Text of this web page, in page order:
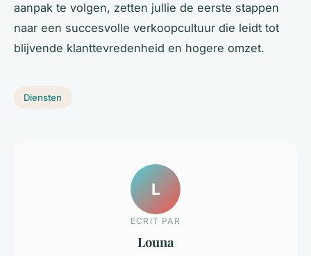
aanpak te volgen, zetten jullie de eerste stappen
naar een succesvolle verkoopcultuur die leidt tot
blijvende klanttevredenheid en hogere omzet.
Diensten
L
ECRIT PAR
Louna